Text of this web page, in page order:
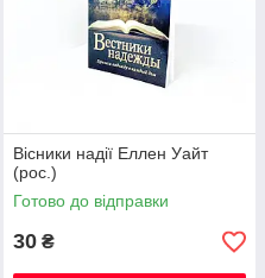
Вісники надії Еллен Уайт
(рос.)
Готово до відправки
30 ₴